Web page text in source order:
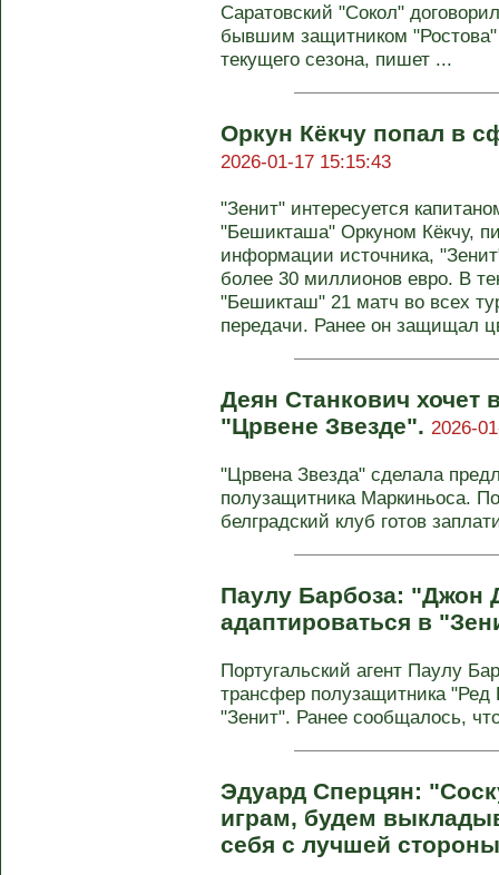
Саратовский "Сокол"
бывшим защитником
текущего сезона, пишет ...
Оркун Кёкчу попал в
2026-01-17 15:15:43
"Зенит" интересуется
"Бешикташа" Оркуном Кёкчу,
информации источника,
более 30 миллионов евро. В
"Бешикташ" 21 матч во всех
передачи. Ранее он защищал
Деян Станкович хочет
"Црвене Звезде". 2026-
"Црвена Звезда" сделала
полузащитника Маркиньоса.
белградский клуб готов
Паулу Барбоза: "Джон
адаптироваться в
Португальский агент Паулу
трансфер полузащитника
"Зенит". Ранее сообщалось,
Эдуард Сперцян:
играм, будем
себя с лучшей